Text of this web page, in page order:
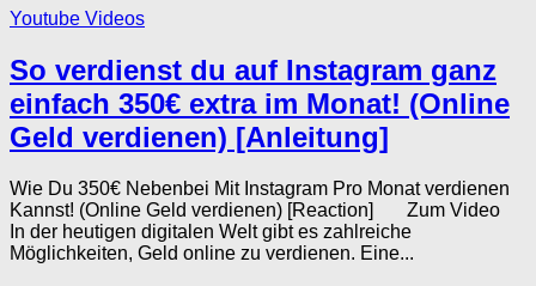
Youtube Videos
So verdienst du auf Instagram ganz
einfach 350€ extra im Monat! (Online
Geld verdienen) [Anleitung]
Wie Du 350€ Nebenbei Mit Instagram Pro Monat verdienen
Kannst! (Online Geld verdienen) [Reaction] Zum Video
In der heutigen digitalen Welt gibt es zahlreiche
Möglichkeiten, Geld online zu verdienen. Eine...